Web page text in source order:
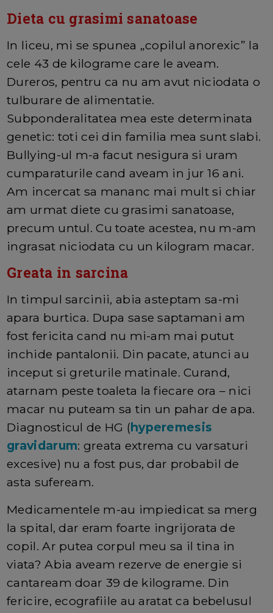
Dieta cu grasimi sanatoase
In liceu, mi se spunea „copilul anorexic” la
cele 43 de kilograme care le aveam.
Dureros, pentru ca nu am avut niciodata o
tulburare de alimentatie.
Subponderalitatea mea este determinata
genetic: toti cei din familia mea sunt slabi.
Bullying-ul m-a facut nesigura si uram
cumparaturile cand aveam in jur 16 ani.
Am incercat sa mananc mai mult si chiar
am urmat diete cu grasimi sanatoase,
precum untul. Cu toate acestea, nu m-am
ingrasat niciodata cu un kilogram macar.
Greata in sarcina
In timpul sarcinii, abia asteptam sa-mi
apara burtica. Dupa sase saptamani am
fost fericita cand nu mi-am mai putut
inchide pantalonii. Din pacate, atunci au
inceput si greturile matinale. Curand,
atarnam peste toaleta la fiecare ora – nici
macar nu puteam sa tin un pahar de apa.
Diagnosticul de HG (hyperemesis
gravidarum: greata extrema cu varsaturi
excesive) nu a fost pus, dar probabil de
asta sufeream.
Medicamentele m-au impiedicat sa merg
la spital, dar eram foarte ingrijorata de
copil. Ar putea corpul meu sa il tina in
viata? Abia aveam rezerve de energie si
cantaream doar 39 de kilograme. Din
fericire, ecografiile au aratat ca bebelusul